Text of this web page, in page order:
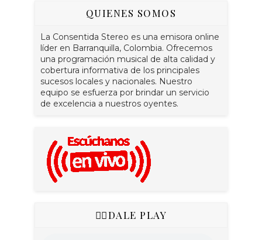
QUIENES SOMOS
La Consentida Stereo es una emisora online
líder en Barranquilla, Colombia. Ofrecemos
una programación musical de alta calidad y
cobertura informativa de los principales
sucesos locales y nacionales. Nuestro
equipo se esfuerza por brindar un servicio
de excelencia a nuestros oyentes.
👇🏻DALE PLAY